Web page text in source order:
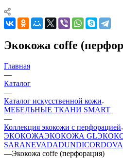
Экокожа coffe
Главная
—
Каталог
—
Каталог искусственной кожи
МЕБЕЛЬНЫЕ ТКАНИ SMART
—
Коллекция экокожи с перфорацией
ЭКОКОЖАЭКОКОЖА GL
SARANEVADADUNDICORDOVA
—Экокожа coffe (перфорация)